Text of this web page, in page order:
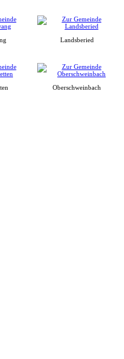
Landsberied
Oberschweinbach